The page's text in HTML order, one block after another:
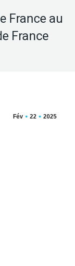
France au
France
Fév 22 2025